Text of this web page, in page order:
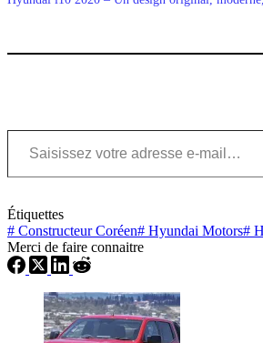
Saisissez votre adresse e-mail…
Étiquettes
# Constructeur Coréen# Hyundai Motors#
Merci de faire connaitre